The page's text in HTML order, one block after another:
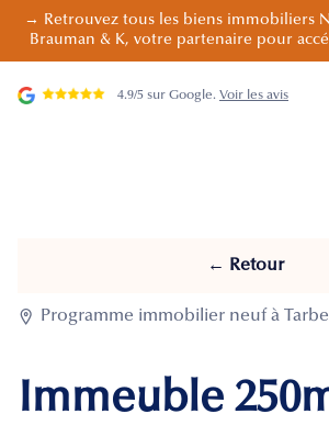
→ Retrouvez tous les biens immobiliers
Brauman & K, votre partenaire pour
4.9/5 sur Google. Voir les avis
← Retour
 Programme immobilier neuf à
Immeuble